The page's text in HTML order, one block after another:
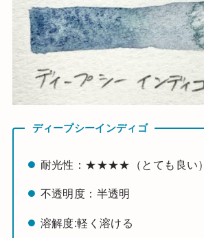
ディープシーインディゴ
耐光性：★★★★（とても良い）
不透明度：半透明
溶解度:軽く溶ける